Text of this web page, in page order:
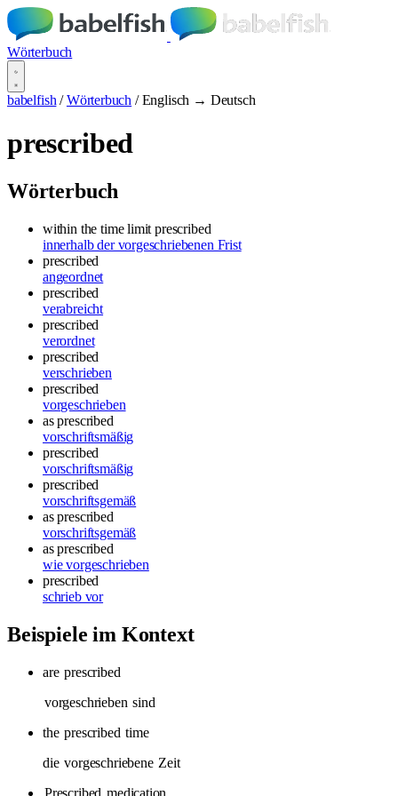
Wörterbuch
babelfish / Wörterbuch / Englisch → Deutsch
prescribed
Wörterbuch
within the time limit prescribed
innerhalb der vorgeschriebenen Frist
prescribed
angeordnet
prescribed
verabreicht
prescribed
verordnet
prescribed
verschrieben
prescribed
vorgeschrieben
as prescribed
vorschriftsmäßig
prescribed
vorschriftsmäßig
prescribed
vorschriftsgemäß
as prescribed
vorschriftsgemäß
as prescribed
wie vorgeschrieben
prescribed
schrieb vor
Beispiele im Kontext
are prescribed
vorgeschrieben sind
the prescribed time
die vorgeschriebene Zeit
Prescribed medication